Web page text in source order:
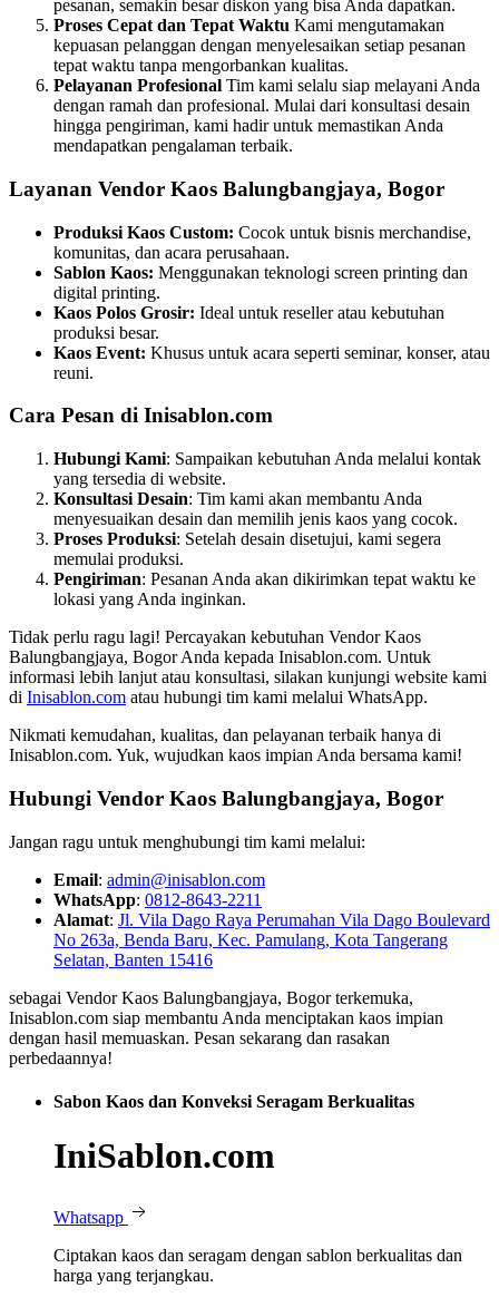
pesanan, semakin besar diskon yang bisa Anda dapatkan.
Proses Cepat dan Tepat Waktu Kami mengutamakan
kepuasan pelanggan dengan menyelesaikan setiap pesanan
tepat waktu tanpa mengorbankan kualitas.
Pelayanan Profesional Tim kami selalu siap melayani Anda
dengan ramah dan profesional. Mulai dari konsultasi desain
hingga pengiriman, kami hadir untuk memastikan Anda
mendapatkan pengalaman terbaik.
Layanan Vendor Kaos Balungbangjaya, Bogor
Produksi Kaos Custom: Cocok untuk bisnis merchandise,
komunitas, dan acara perusahaan.
Sablon Kaos: Menggunakan teknologi screen printing dan
digital printing.
Kaos Polos Grosir: Ideal untuk reseller atau kebutuhan
produksi besar.
Kaos Event: Khusus untuk acara seperti seminar, konser, atau
reuni.
Cara Pesan di Inisablon.com
Hubungi Kami: Sampaikan kebutuhan Anda melalui kontak
yang tersedia di website.
Konsultasi Desain: Tim kami akan membantu Anda
menyesuaikan desain dan memilih jenis kaos yang cocok.
Proses Produksi: Setelah desain disetujui, kami segera
memulai produksi.
Pengiriman: Pesanan Anda akan dikirimkan tepat waktu ke
lokasi yang Anda inginkan.
Tidak perlu ragu lagi! Percayakan kebutuhan Vendor Kaos
Balungbangjaya, Bogor Anda kepada Inisablon.com. Untuk
informasi lebih lanjut atau konsultasi, silakan kunjungi website kami
di Inisablon.com atau hubungi tim kami melalui WhatsApp.
Nikmati kemudahan, kualitas, dan pelayanan terbaik hanya di
Inisablon.com. Yuk, wujudkan kaos impian Anda bersama kami!
Hubungi Vendor Kaos Balungbangjaya, Bogor
Jangan ragu untuk menghubungi tim kami melalui:
Email: admin@inisablon.com
WhatsApp: 0812-8643-2211
Alamat: Jl. Vila Dago Raya Perumahan Vila Dago Boulevard
No 263a, Benda Baru, Kec. Pamulang, Kota Tangerang
Selatan, Banten 15416
sebagai Vendor Kaos Balungbangjaya, Bogor terkemuka,
Inisablon.com siap membantu Anda menciptakan kaos impian
dengan hasil memuaskan. Pesan sekarang dan rasakan
perbedaannya!
Sabon Kaos dan Konveksi Seragam Berkualitas
IniSablon.com
Whatsapp
Ciptakan kaos dan seragam dengan sablon berkualitas dan
harga yang terjangkau.